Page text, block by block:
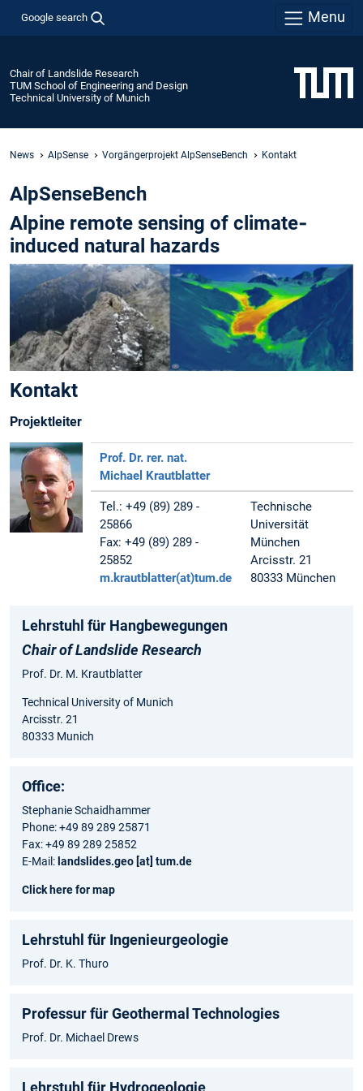
Google search Menu
Chair of Landslide Research
TUM School of Engineering and Design
Technical University of Munich
News AlpSense Vorgängerprojekt AlpSenseBench Kontakt
AlpSenseBench
Alpine remote sensing of climate‐
induced natural hazards
Kontakt
Projektleiter
Prof. Dr. rer. nat.
Michael Krautblatter
Tel.: +49 (89) 289 -
25866
Fax: +49 (89) 289 -
25852
m.krautblatter(at)tum.de
Technische
Universität
München
Arcisstr. 21
80333 München
Lehrstuhl für Hangbewegungen
Chair of Landslide Research
Prof. Dr. M. Krautblatter
Technical University of Munich
Arcisstr. 21
80333 Munich
Office:
Stephanie Schaidhammer
Phone: +49 89 289 25871
Fax: +49 89 289 25852
E-Mail: landslides.geo [at] tum.de
Click here for map
Lehrstuhl für Ingenieurgeologie
Prof. Dr. K. Thuro
Professur für Geothermal Technologies
Prof. Dr. Michael Drews
Lehrstuhl für Hydrogeologie